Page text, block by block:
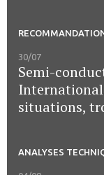
30/07
Semi-
situations,
ANALYSES